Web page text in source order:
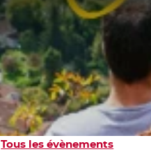
Tous les évènements